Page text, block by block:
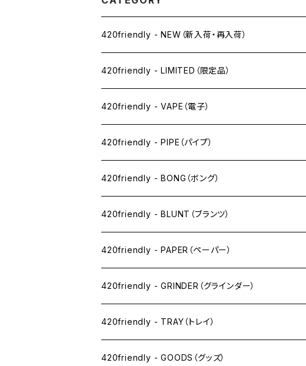
420friendly - NEW（新入荷・再入荷）
420friendly - LIMITED（限定品）
420friendly - VAPE（電子）
ペン下
ニコパフ系
ドライ系
ワックス系
420friendly - PIPE（パイプ）
420friendly - BONG（ボング）
420friendly - BLUNT（ブランツ）
420friendly - PAPER（ペーパー）
SW(シングルワイド）サイズ
1 1/4サイズ
キングサイズスリム
420friendly - GRINDER（グラインダー）
420friendly - TRAY（トレイ）
420friendly - GOODS（グッズ）